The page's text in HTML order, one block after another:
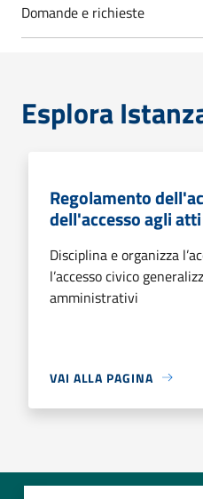
Domande e richieste
Esplora
Regolamento
dell'accesso agli atti
Disciplina e organizza
l’accesso civico
amministrativi
VAI ALLA PAGINA